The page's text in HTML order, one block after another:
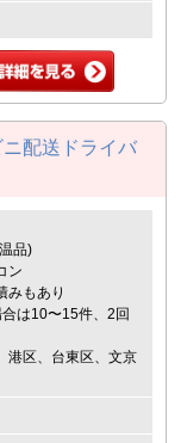
ニ配送ドライバ
品)
ン
もあり
10〜15件、2回
区、台東区、文京